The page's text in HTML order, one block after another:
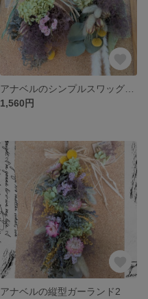
1,560円
アナベルの縦型ガーランド2